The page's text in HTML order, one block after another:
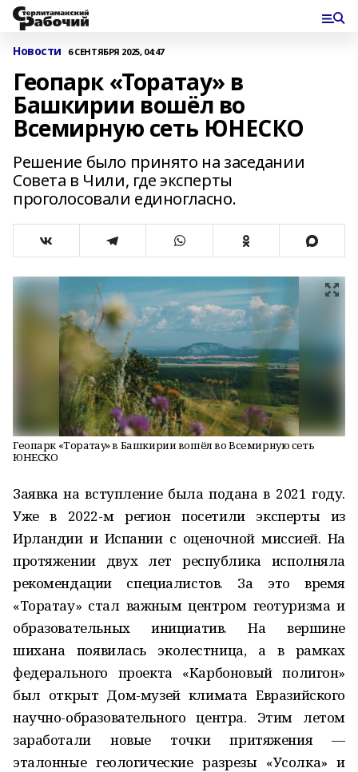
Новости 6 СЕНТЯБРЯ 2025, 04:47
Геопарк «Торатау» в
Башкирии вошёл во
Всемирную сеть ЮНЕСКО
Решение было принято на заседании
Совета в Чили, где эксперты
проголосовали единогласно.
Геопарк «Торатау» в Башкирии вошёл во Всемирную сеть
ЮНЕСКО
Заявка на вступление была подана в 2021 году.
Уже в 2022-м регион посетили эксперты из
Ирландии и Испании с оценочной миссией. На
протяжении двух лет республика исполняла
рекомендации специалистов. За это время
«Торатау» стал важным центром геотуризма и
образовательных инициатив. На вершине
шихана появилась эколестница, а в рамках
федерального проекта «Карбоновый полигон»
был открыт Дом-музей климата Евразийского
научно-образовательного центра. Этим летом
заработали новые точки притяжения —
эталонные геологические разрезы «Усолка» и